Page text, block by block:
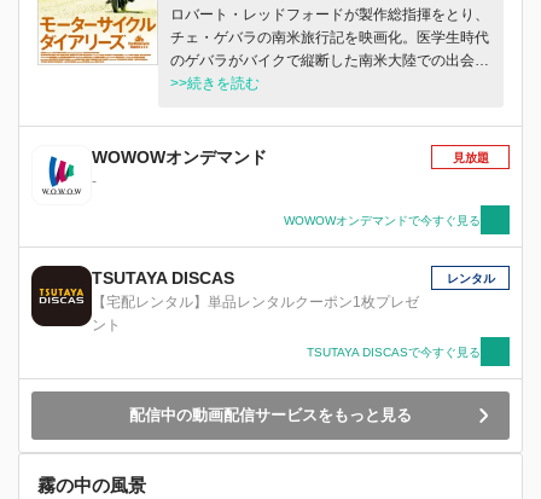
ロバート・レッドフォードが製作総指揮をとり、
チェ・ゲバラの南米旅行記を映画化。医学生時代
のゲバラがバイクで縦断した南米大陸での出会い
などを描くロードムービー。2005年アカデミー
>>続きを読む
WOWOWオンデマンド
-
見放題
WOWOWオンデマンドで今すぐ見る
TSUTAYA DISCAS
【宅配レンタル】単品レンタルクーポン1枚プレゼ
ント
レンタル
TSUTAYA DISCASで今すぐ見る
配信中の動画配信サービスをもっと見る
霧の中の風景